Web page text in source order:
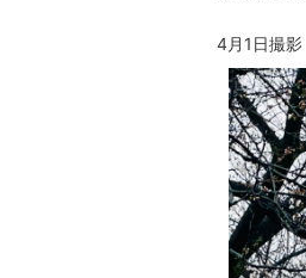
4月1日撮影